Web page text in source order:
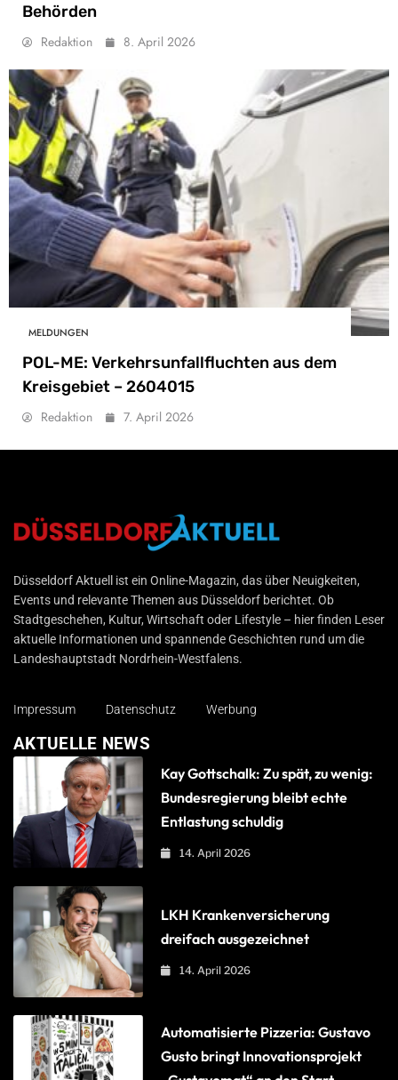
Behörden
Redaktion 8. April 2026
MELDUNGEN
POL-ME: Verkehrsunfallfluchten aus dem
Kreisgebiet – 2604015
Redaktion 7. April 2026
Düsseldorf Aktuell
Düsseldorf Aktuell ist ein Online-Magazin, das über Neuigkeiten,
Events und relevante Themen aus Düsseldorf berichtet. Ob
Stadtgeschehen, Kultur, Wirtschaft oder Lifestyle – hier finden Leser
aktuelle Informationen und spannende Geschichten rund um die
Landeshauptstadt Nordrhein-Westfalens.
Impressum Datenschutz Werbung
AKTUELLE NEWS
Kay Gottschalk: Zu spät, zu wenig:
Bundesregierung bleibt echte
Entlastung schuldig
14. April 2026
LKH Krankenversicherung
dreifach ausgezeichnet
14. April 2026
Automatisierte Pizzeria: Gustavo
Gusto bringt Innovationsprojekt